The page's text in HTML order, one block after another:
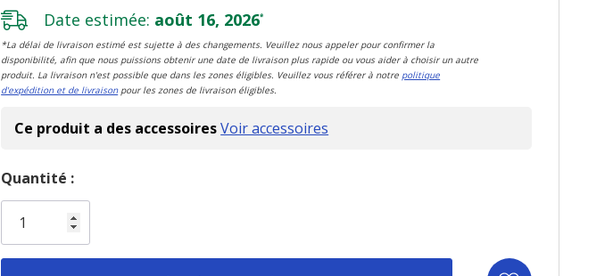
Date estimée: août 16, 2026*
*La délai de livraison estimé est sujette à des changements. Veuillez nous appeler pour confirmer la
disponibilité, afin que nous puissions obtenir une date de livraison plus rapide ou vous aider à choisir un autre
produit. La livraison n'est possible que dans les zones éligibles. Veuillez vous référer à notre politique
d'expédition et de livraisonpour les zones de livraison éligibles.
Ce produit a des accessoiresVoir accessoires
Dépêchez-
vous!
Quantité :